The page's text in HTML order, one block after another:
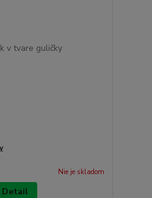
Nie je skladom
Detail